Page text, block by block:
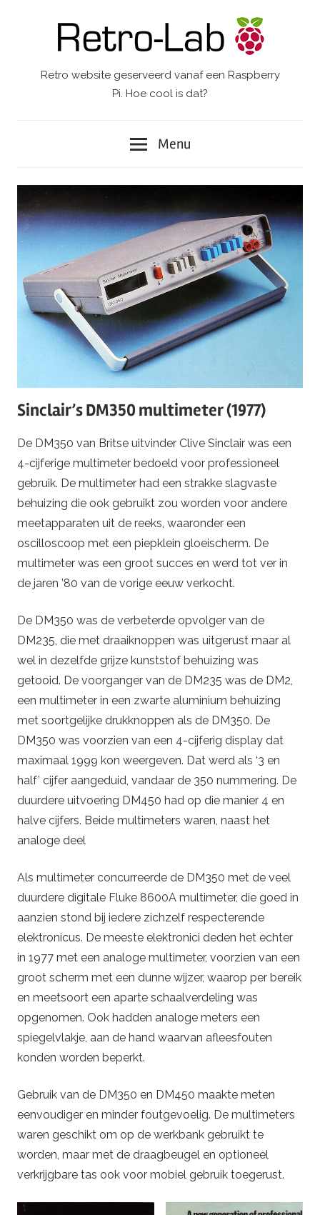
Retro-
Retro website geserveerd vanaf een Raspberry
Pi. Hoe cool is dat?
Menu
Sinclair’s DM350 multimeter (1977)
De DM350 van Britse uitvinder Clive Sinclair was een
4-cijferige multimeter bedoeld voor professioneel
gebruik. De multimeter had een strakke slagvaste
behuizing die ook gebruikt zou worden voor andere
meetapparaten uit de reeks, waaronder een
oscilloscoop met een piepklein gloeischerm. De
multimeter was een groot succes en werd tot ver in
de jaren ’80 van de vorige eeuw verkocht.
De DM350 was de verbeterde opvolger van de
DM235, die met draaiknoppen was uitgerust maar al
wel in dezelfde grijze kunststof behuizing was
getooid. De voorganger van de DM235 was de DM2,
een multimeter in een zwarte aluminium behuizing
met soortgelijke drukknoppen als de DM350. De
DM350 was voorzien van een 4-cijferig display dat
maximaal 1999 kon weergeven. Dat werd als ‘3 en
half’ cijfer aangeduid, vandaar de 350 nummering. De
duurdere uitvoering DM450 had op die manier 4 en
halve cijfers. Beide multimeters waren, naast het
analoge deel
Als multimeter concurreerde de DM350 met de veel
duurdere digitale Fluke 8600A multimeter, die goed in
aanzien stond bij iedere zichzelf respecterende
elektronicus. De meeste elektronici deden het echter
in 1977 met een analoge multimeter, voorzien van een
groot scherm met een dunne wijzer, waarop per bereik
en meetsoort een aparte schaalverdeling was
opgenomen. Ook hadden analoge meters een
spiegelvlakje, aan de hand waarvan afleesfouten
konden worden beperkt.
Gebruik van de DM350 en DM450 maakte meten
eenvoudiger en minder foutgevoelig. De multimeters
waren geschikt om op de werkbank gebruikt te
worden, maar met de draagbeugel en optioneel
verkrijgbare tas ook voor mobiel gebruik toegerust.